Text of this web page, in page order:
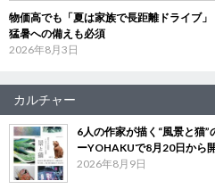
物価高でも「夏は家族で長距離ドライブ
猛暑への備えも必須
2026年8月3日
カルチャー
6人の作家が描く“風景と猫
ーYOHAKUで8月20日から
2026年8月9日